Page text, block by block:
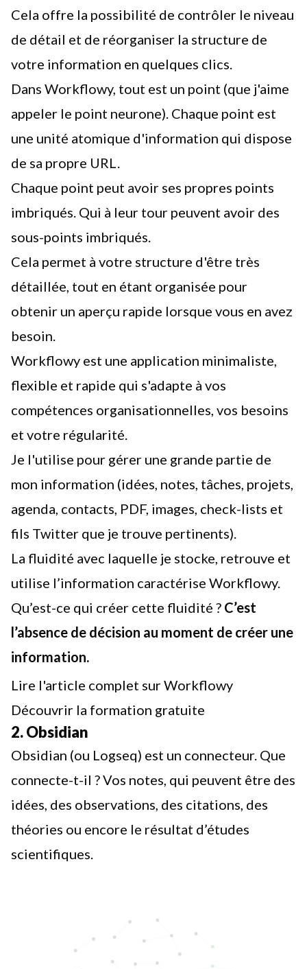
Cela offre la possibilité de contrôler le niveau
de détail et de réorganiser la structure de
votre information en quelques clics.
Dans Workflowy, tout est un point (que j'aime
appeler le point neurone). Chaque point est
une unité atomique d'information qui dispose
de sa propre URL.
Chaque point peut avoir ses propres points
imbriqués. Qui à leur tour peuvent avoir des
sous-points imbriqués.
Cela permet à votre structure d'être très
détaillée, tout en étant organisée pour
obtenir un aperçu rapide lorsque vous en avez
besoin.
Workflowy est une application minimaliste,
flexible et rapide qui s'adapte à vos
compétences organisationnelles, vos besoins
et votre régularité.
Je l'utilise pour gérer une grande partie de
mon information (idées, notes, tâches, projets,
agenda, contacts, PDF, images, check-lists et
fils Twitter que je trouve pertinents).
La fluidité avec laquelle je stocke, retrouve et
utilise l’information caractérise Workflowy.
Qu’est-ce qui créer cette fluidité ? C’est
l’absence de décision au moment de créer une
information.
Lire l'article complet sur Workflowy
Découvrir la formation gratuite
2. Obsidian
Obsidian (ou Logseq) est un connecteur. Que
connecte-t-il ? Vos notes, qui peuvent être des
idées, des observations, des citations, des
théories ou encore le résultat d’études
scientifiques.